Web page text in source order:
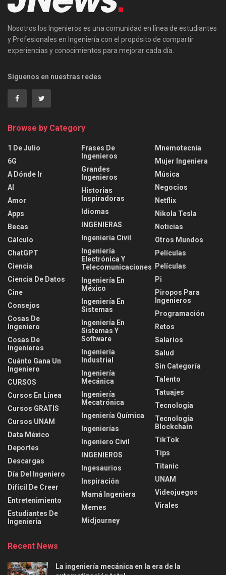
Nosotros los Ingenieros es una comunidad en línea de estudiantes
y Profesionales en Ingeniería con el propósito de compartir
experiencias y conocimientos para mejorar cada día.
Síguenos en nuestras redes
Browse by Category
1 De Julio
6G
A Dónde Ir
AI
Amor
Apps
Becas
Cálculo
ChatGPT
Ciencia
Ciencia De Datos
Cine
Consejos
Cosas De
Ingeniero
Cosas De
Ingenieros
Cuánto Gana Un
Ingeniero
CURSOS
Cursos En Línea
Cursos GRATIS
Cursos UNAM
Data México
Deportes
Descargas
Día Del Ingeniero
Difícil De Creer
Entretenimiento
Estudiantes De
Ingeniería
Frases De
Ingenieros
Grandes
Ingenieros
Historias
Inspiradoras
Idiomas
INGENIERAS
Ingeniería Civil
Ingeniería
Electrónica Y
Telecomunicaciones
Ingeniería En
México
Ingeniería En
Sistemas
Ingeniería En
Sistemas Y
Software
Ingeniería
Industrial
Ingeniería
Mecánica
Ingeniería
Mecatrónica
Ingeniería Química
Ingenierías
Ingeniero Civil
INGENIEROS
Ingesaurios
Inspiración
Mamá Ingeniera
Memes
Midjourney
Mnemotecnia
Mujer Ingeniera
Música
Negocios
Netflix
Nikola Tesla
Noticias
Otros Mundos
Películas
Películas
Pi
Piropos Para
Ingenieros
Programación
Retos
Salarios
Salud
Sin Categoría
Talento
Tatuajes
Tecnología
Tecnología
Blockchain
TikTok
Tips
Titanic
UNAM
Videojuegos
Virales
Recent News
La ingeniería mecánica en la era de la